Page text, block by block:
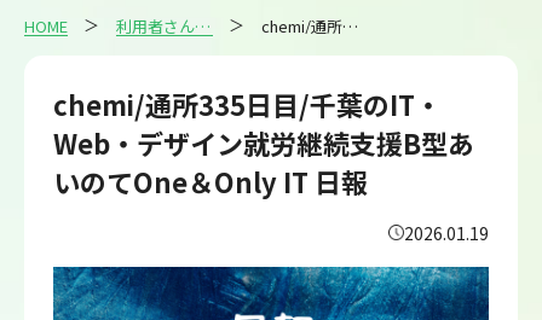
HOME 利用者さんの日報 chemi/通所335日目/千葉のIT・Web・デザイン就労継続支援B型あいのてOne＆Only IT 日報
chemi/通所335日目/千葉のIT・
Web・デザイン就労継続支援B型あ
いのてOne＆Only IT 日報
2026.01.19